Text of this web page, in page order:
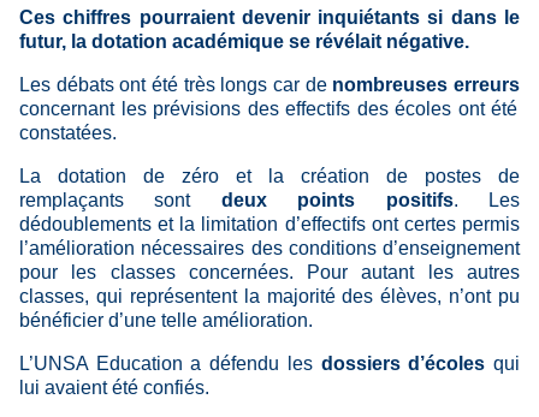
Ces chiffres pourraient devenir inquiétants si dans le
futur, la dotation académique se révélait négative.
Les débats ont été très longs car de nombreuses erreurs
concernant les prévisions des effectifs des écoles ont été
constatées.
La dotation de zéro et la création de postes de
remplaçants sont deux points positifs. Les
dédoublements et la limitation d’effectifs ont certes permis
l’amélioration nécessaires des conditions d’enseignement
pour les classes concernées. Pour autant les autres
classes, qui représentent la majorité des élèves, n’ont pu
bénéficier d’une telle amélioration.
L’UNSA Education a défendu les dossiers d’écoles qui
lui avaient été confiés.